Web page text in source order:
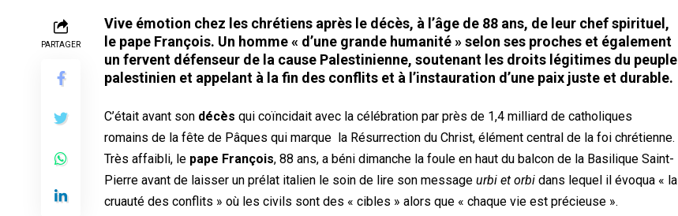
PARTAGER
Vive émotion chez les chrétiens après le décès, à l’âge de 88 ans, de leur chef spirituel,
le pape François. Un homme « d’une grande humanité » selon ses proches et également
un fervent défenseur de la cause Palestinienne, soutenant les droits légitimes du peuple
palestinien et appelant à la fin des conflits et à l’instauration d’une paix juste et durable.
C’était avant son décès qui coïncidait avec la célébration par près de 1,4 milliard de catholiques
romains de la fête de Pâques qui marque la Résurrection du Christ, élément central de la foi chrétienne.
Très affaibli, le pape François, 88 ans, a béni dimanche la foule en haut du balcon de la Basilique Saint-
Pierre avant de laisser un prélat italien le soin de lire son message urbi et orbi dans lequel il évoqua « la
cruauté des conflits » où les civils sont des « cibles » alors que « chaque vie est précieuse ».